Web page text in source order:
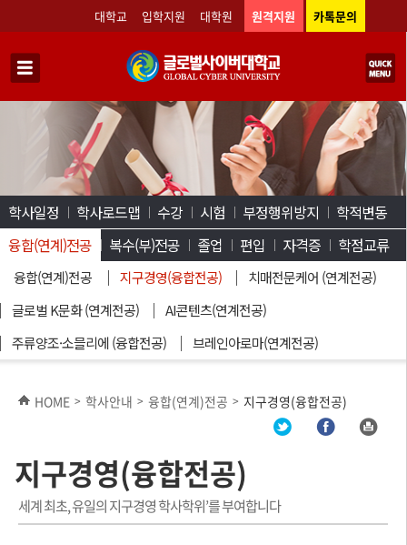
대학교 입학지원 대학원 원격지원 카톡문의
학사일정 학사로드맵 수강 시험 부정행위방지
학적변동
융합(연계)전공
융합(연계)전공 지구경영(융합전공)
치매전문케어 (연계전공)
글로벌 K문화 (연계전공)
AI콘텐츠(연계전공)
주류양조·소믈리에 (융합전공)
브레인아로마(연계전공)
복수(부)전공 졸업 편입 자격증 학점교류
HOME > 학사안내 > 융합(연계)전공 > 지구경영(융합전공)
지구경영(융합전공)
세계 최초, 유일의 지구경영 학사학위’를 부여합니다